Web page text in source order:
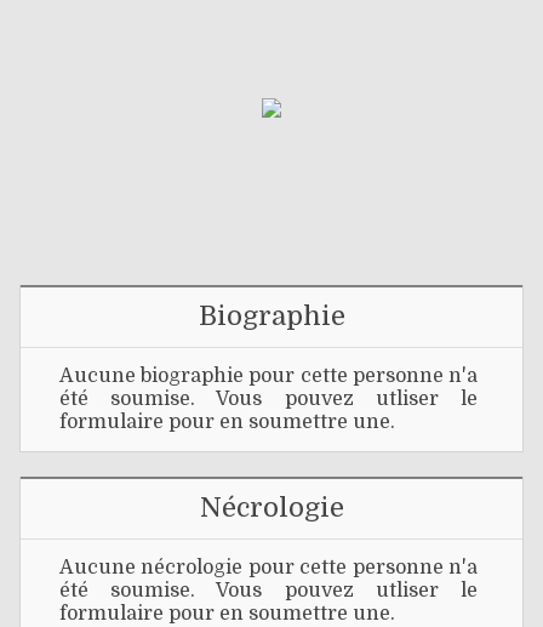
Biographie
Aucune biographie pour cette personne n'a
été soumise. Vous pouvez utliser le
formulaire pour en soumettre une.
Nécrologie
Aucune nécrologie pour cette personne n'a
été soumise. Vous pouvez utliser le
formulaire pour en soumettre une.